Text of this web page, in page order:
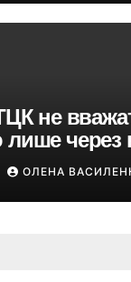
не
через
ОЛЕНА